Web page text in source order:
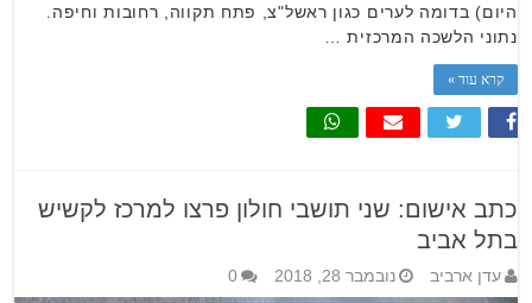
היום) בדומה לערים כגון ראשל"צ, פתח תקווה, רחובות וחיפה.
נתוני הלשכה המרכזית …
קרא עוד »
כתב אישום: שני תושבי חולון פרצו למרכז לקשיש
בתל אביב
עדן ארביב נובמבר 28, 2018 0